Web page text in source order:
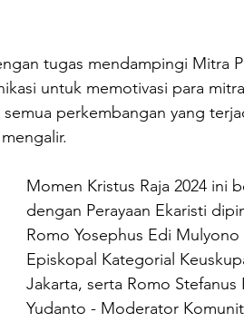
tugas mendampingi Mitra
untuk memotivasi para
perkembangan yang
Momen Kristus Raja 2024 ini
dengan Perayaan Ekaristi
Romo Yosephus Edi Mulyono
Episkopal Kategorial
Jakarta, serta Romo Stefanus
Yudanto - Moderator